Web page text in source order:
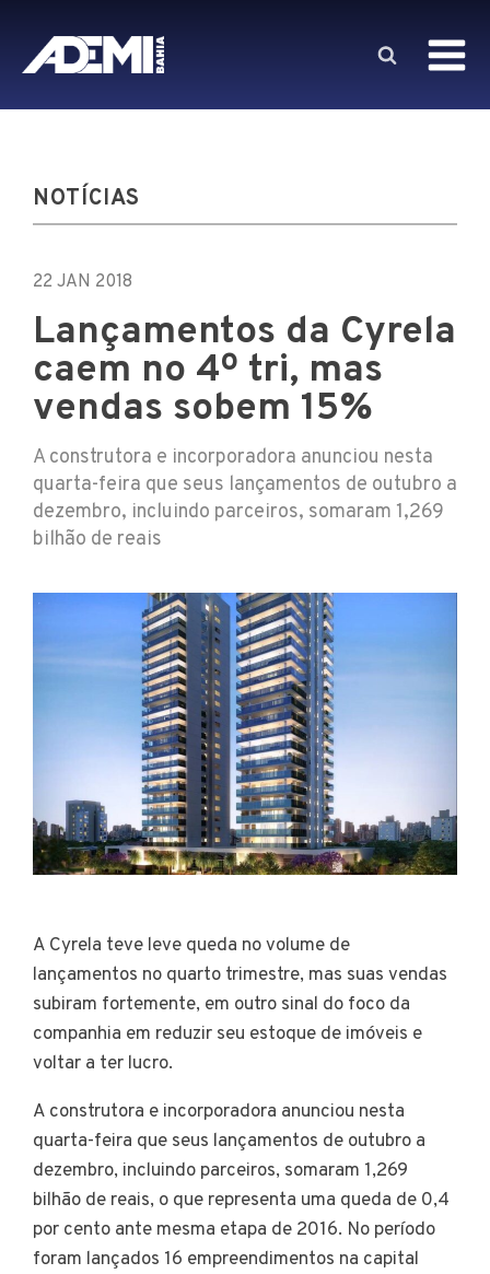
NOTÍCIAS
22 JAN 2018
Lançamentos da Cyrela
caem no 4º tri, mas
vendas sobem 15%
A construtora e incorporadora anunciou nesta
quarta-feira que seus lançamentos de outubro a
dezembro, incluindo parceiros, somaram 1,269
bilhão de reais
A Cyrela teve leve queda no volume de
lançamentos no quarto trimestre, mas suas vendas
subiram fortemente, em outro sinal do foco da
companhia em reduzir seu estoque de imóveis e
voltar a ter lucro.
A construtora e incorporadora anunciou nesta
quarta-feira que seus lançamentos de outubro a
dezembro, incluindo parceiros, somaram 1,269
bilhão de reais, o que representa uma queda de 0,4
por cento ante mesma etapa de 2016. No período
foram lançados 16 empreendimentos na capital